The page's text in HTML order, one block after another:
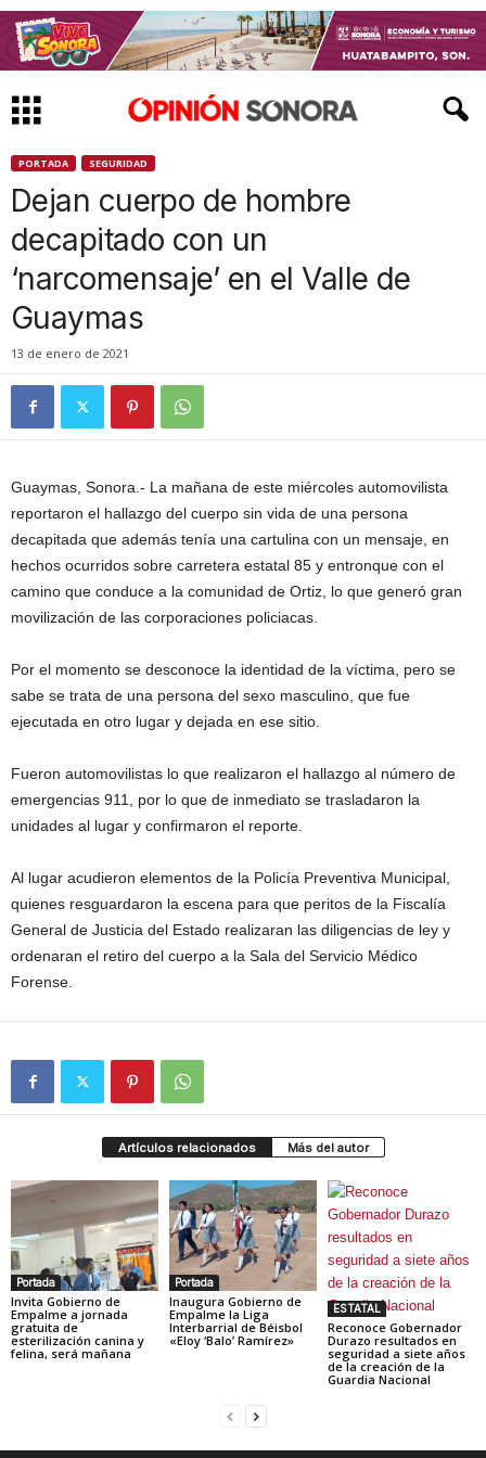
PORTADA SEGURIDAD
Dejan cuerpo de hombre
decapitado con un
‘narcomensaje’ en el Valle de
Guaymas
13 de enero de 2021
Guaymas, Sonora.- La mañana de este miércoles automovilista
reportaron el hallazgo del cuerpo sin vida de una persona
decapitada que además tenía una cartulina con un mensaje, en
hechos ocurridos sobre carretera estatal 85 y entronque con el
camino que conduce a la comunidad de Ortiz, lo que generó gran
movilización de las corporaciones policiacas.
Por el momento se desconoce la identidad de la víctima, pero se
sabe se trata de una persona del sexo masculino, que fue
ejecutada en otro lugar y dejada en ese sitio.
Fueron automovilistas lo que realizaron el hallazgo al número de
emergencias 911, por lo que de inmediato se trasladaron la
unidades al lugar y confirmaron el reporte.
Al lugar acudieron elementos de la Policía Preventiva Municipal,
quienes resguardaron la escena para que peritos de la Fiscalía
General de Justicia del Estado realizaran las diligencias de ley y
ordenaran el retiro del cuerpo a la Sala del Servicio Médico
Forense.
Artículos relacionados Más del autor
Portada
Invita Gobierno de
Empalme a jornada
gratuita de
esterilización canina y
felina, será mañana
Portada
Inaugura Gobierno de
Empalme la Liga
Interbarrial de Béisbol
«Eloy ‘Balo’ Ramírez»
ESTATAL
Reconoce Gobernador
Durazo resultados en
seguridad a siete años
de la creación de la
Guardia Nacional